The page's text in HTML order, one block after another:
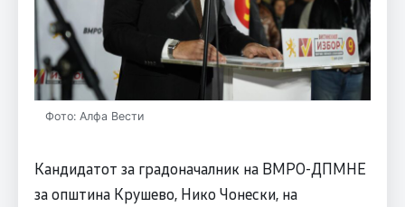
Фото: Алфа Вести
Кандидатот за градоначалник на ВМРО-ДПМНЕ
за општина Крушево, Нико Чонески, на